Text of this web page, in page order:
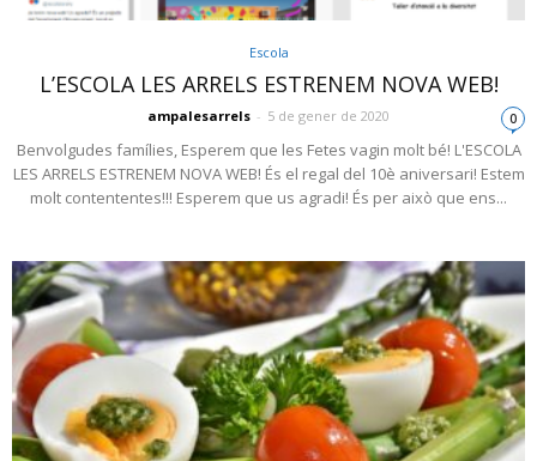
Escola
L’ESCOLA LES ARRELS ESTRENEM NOVA WEB!
ampalesarrels - 5 de gener de 2020 0
Benvolgudes famílies, Esperem que les Fetes vagin molt bé! L'ESCOLA
LES ARRELS ESTRENEM NOVA WEB! És el regal del 10è aniversari! Estem
molt contententes!!! Esperem que us agradi! És per això que ens...